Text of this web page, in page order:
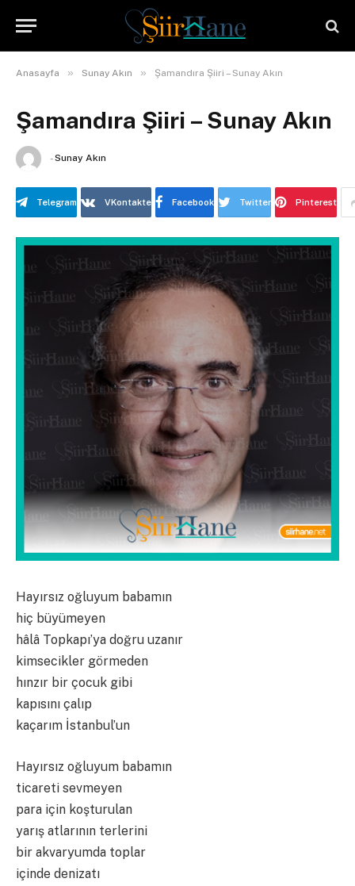
Anasayfa » Sunay Akın » Şamandıra Şiiri – Sunay Akın
Şamandıra Şiiri – Sunay Akın
-Sunay Akın
Telegram VKontakte Facebook Twitter Pinterest
Hayırsız oğluyum babamın
hiç büyümeyen
hâlâ Topkapı’ya doğru uzanır
kimsecikler görmeden
hınzır bir çocuk gibi
kapısını çalıp
kaçarım İstanbul’un
Hayırsız oğluyum babamın
ticareti sevmeyen
para için koşturulan
yarış atlarının terlerini
bir akvaryumda toplar
içinde denizatı